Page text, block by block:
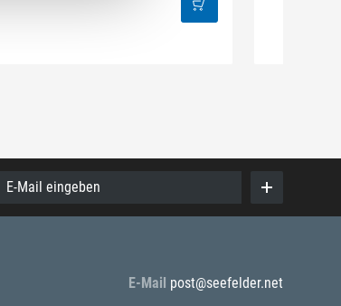
E-Mail eingeben
E-Mail post@seefelder.net